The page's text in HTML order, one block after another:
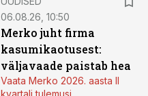
06.08.26, 10:50
Merko juht firma
kasumikaotusest:
väljavaade paistab hea
Vaata Merko 2026. aasta II
kvartali tulemusi